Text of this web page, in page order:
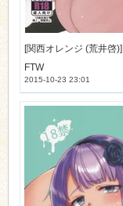
FTW
2015-10-23 23:01